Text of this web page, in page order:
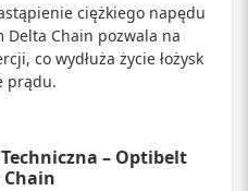
ciężkiego napędu
Delta Chain pozwala na
co wydłuża życie łożysk
prądu.
– Optibelt